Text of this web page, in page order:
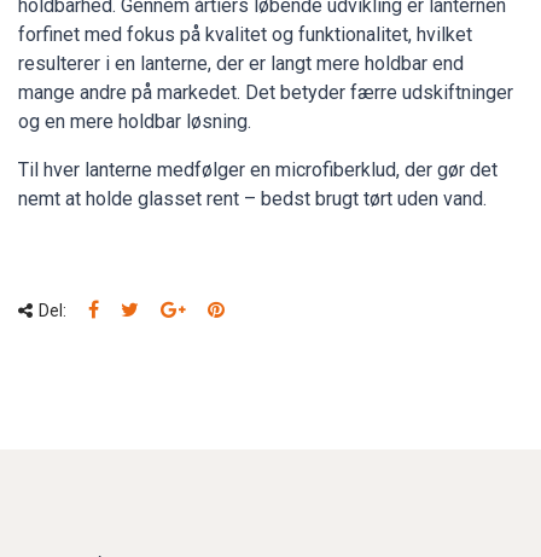
holdbarhed. Gennem årtiers løbende udvikling er lanternen
forfinet med fokus på kvalitet og funktionalitet, hvilket
resulterer i en lanterne, der er langt mere holdbar end
mange andre på markedet. Det betyder færre udskiftninger
og en mere holdbar løsning.
Til hver lanterne medfølger en microfiberklud, der gør det
nemt at holde glasset rent – bedst brugt tørt uden vand.
Del: